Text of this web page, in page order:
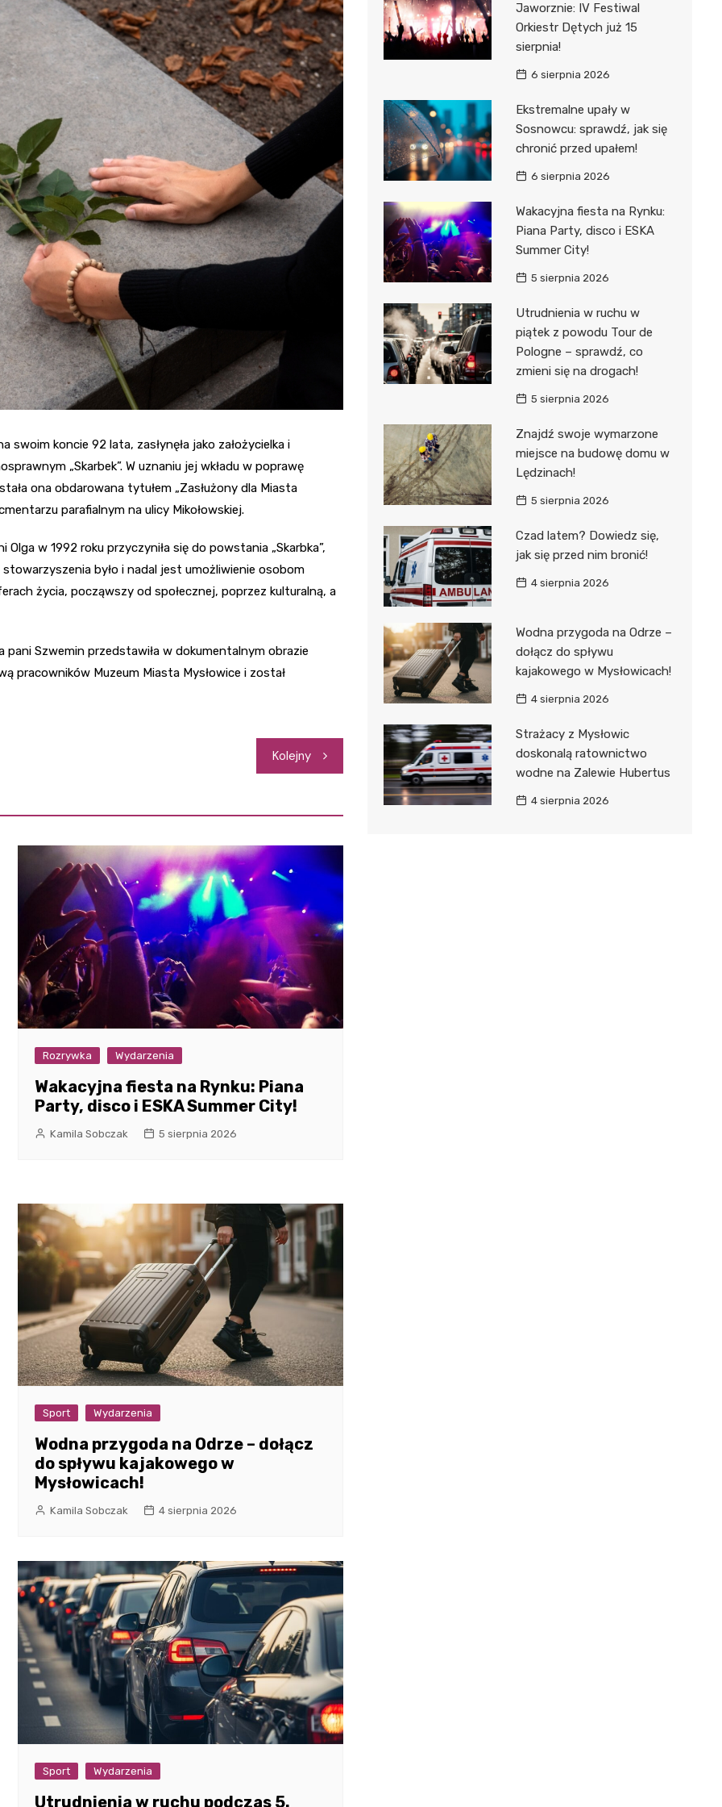
Kościół Najświętszego
Serca Pana Jezusa
Kaplica św. Jana
Chrzciciela
Promenada nad Przemszą
robotnicze Nikiszowiec w
Katowicach
swoim koncie 92 lata, zasłynęła jako założycielka i
„Skarbek”. W uznaniu jej wkładu w poprawę
ona obdarowana tytułem „Zasłużony dla Miasta
parafialnym na ulicy Mikołowskiej.
w 1992 roku przyczyniła się do powstania „Skarbka”,
było i nadal jest umożliwienie osobom
życia, począwszy od społecznej, poprzez kulturalną, a
pani Szwemin przedstawiła w dokumentalnym obrazie
pracowników Muzeum Miasta Mysłowice i został
Kolejny
Rozrywka Wydarzenia
Wakacyjna fiesta na Rynku: Piana
Party, disco i ESKA Summer City!
Kamila Sobczak 5 sierpnia 2026
Sport Wydarzenia
Wodna przygoda na Odrze – dołącz
do spływu kajakowego w
Mysłowicach!
Kamila Sobczak 4 sierpnia 2026
Sport Wydarzenia
Utrudnienia w ruchu podczas 5.
Jaworznie: IV Festiwal
Orkiestr Dętych już 15
sierpnia!
6 sierpnia 2026
Ekstremalne upały w
Sosnowcu: sprawdź, jak się
chronić przed upałem!
6 sierpnia 2026
Wakacyjna fiesta na Rynku:
Piana Party, disco i ESKA
Summer City!
5 sierpnia 2026
Utrudnienia w ruchu w
piątek z powodu Tour de
Pologne – sprawdź, co
zmieni się na drogach!
5 sierpnia 2026
Znajdź swoje wymarzone
miejsce na budowę domu w
Lędzinach!
5 sierpnia 2026
Czad latem? Dowiedz się,
jak się przed nim bronić!
4 sierpnia 2026
Wodna przygoda na Odrze –
dołącz do spływu
kajakowego w Mysłowicach!
4 sierpnia 2026
Strażacy z Mysłowic
doskonalą ratownictwo
wodne na Zalewie Hubertus
4 sierpnia 2026